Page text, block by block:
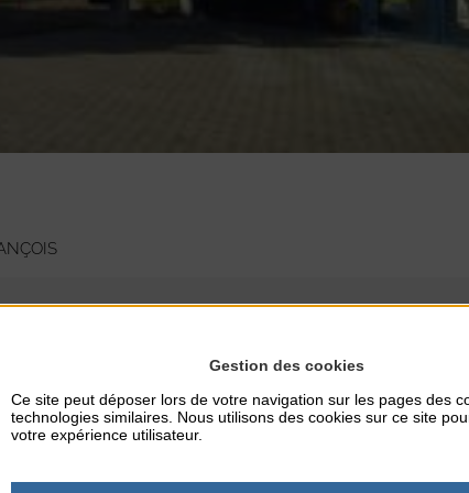
Gestion des cookies
Ce site peut déposer lors de votre navigation sur les pages des
technologies similaires. Nous utilisons des cookies sur ce site
votre expérience utilisateur.